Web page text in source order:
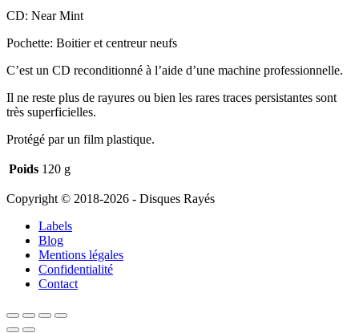
CD: Near Mint
Pochette: Boitier et centreur neufs
C’est un CD reconditionné à l’aide d’une machine professionnelle.
Il ne reste plus de rayures ou bien les rares traces persistantes sont
très superficielles.
Protégé par un film plastique.
Poids 120 g
Copyright © 2018-2026 - Disques Rayés
Labels
Blog
Mentions légales
Confidentialité
Contact